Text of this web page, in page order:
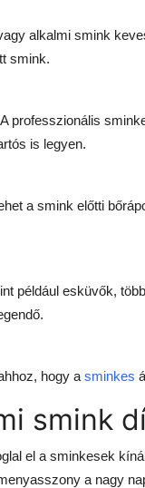
alkalmi smink
smink.
professzionális
is legyen.
a smink előtti
például esküvők,
hogy a sminkes
smink
el a sminkesek
a nagy